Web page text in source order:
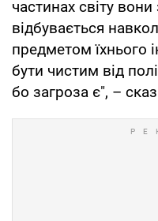
частинах світу
відбувається
предметом їхнього
бути чистим від
бо загроза є", –